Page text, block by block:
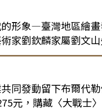
形象—臺灣地區繪
家劉欽麟家屬劉文
同發動留下布爾代
元，購藏〈大戰士